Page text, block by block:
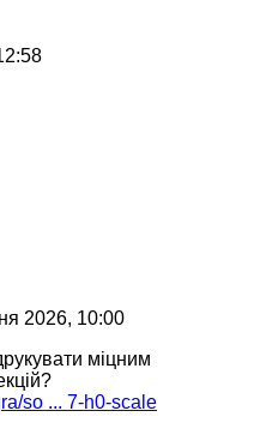
2026, 10:00
міцним
so ... 7-h0-scale